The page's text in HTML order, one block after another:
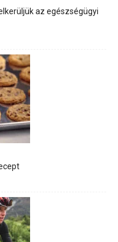
az egészségügyi